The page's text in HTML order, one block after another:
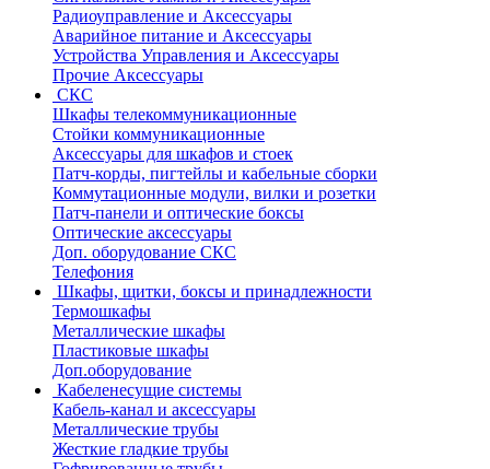
Радиоуправление и Аксессуары
Аварийное питание и Аксессуары
Устройства Управления и Аксессуары
Прочие Аксессуары
СКС
Шкафы телекоммуникационные
Стойки коммуникационные
Аксессуары для шкафов и стоек
Патч-корды, пигтейлы и кабельные сборки
Коммутационные модули, вилки и розетки
Патч-панели и оптические боксы
Оптические аксессуары
Доп. оборудование СКС
Телефония
Шкафы, щитки, боксы и принадлежности
Термошкафы
Металлические шкафы
Пластиковые шкафы
Доп.оборудование
Кабеленесущие системы
Кабель-канал и аксессуары
Металлические трубы
Жесткие гладкие трубы